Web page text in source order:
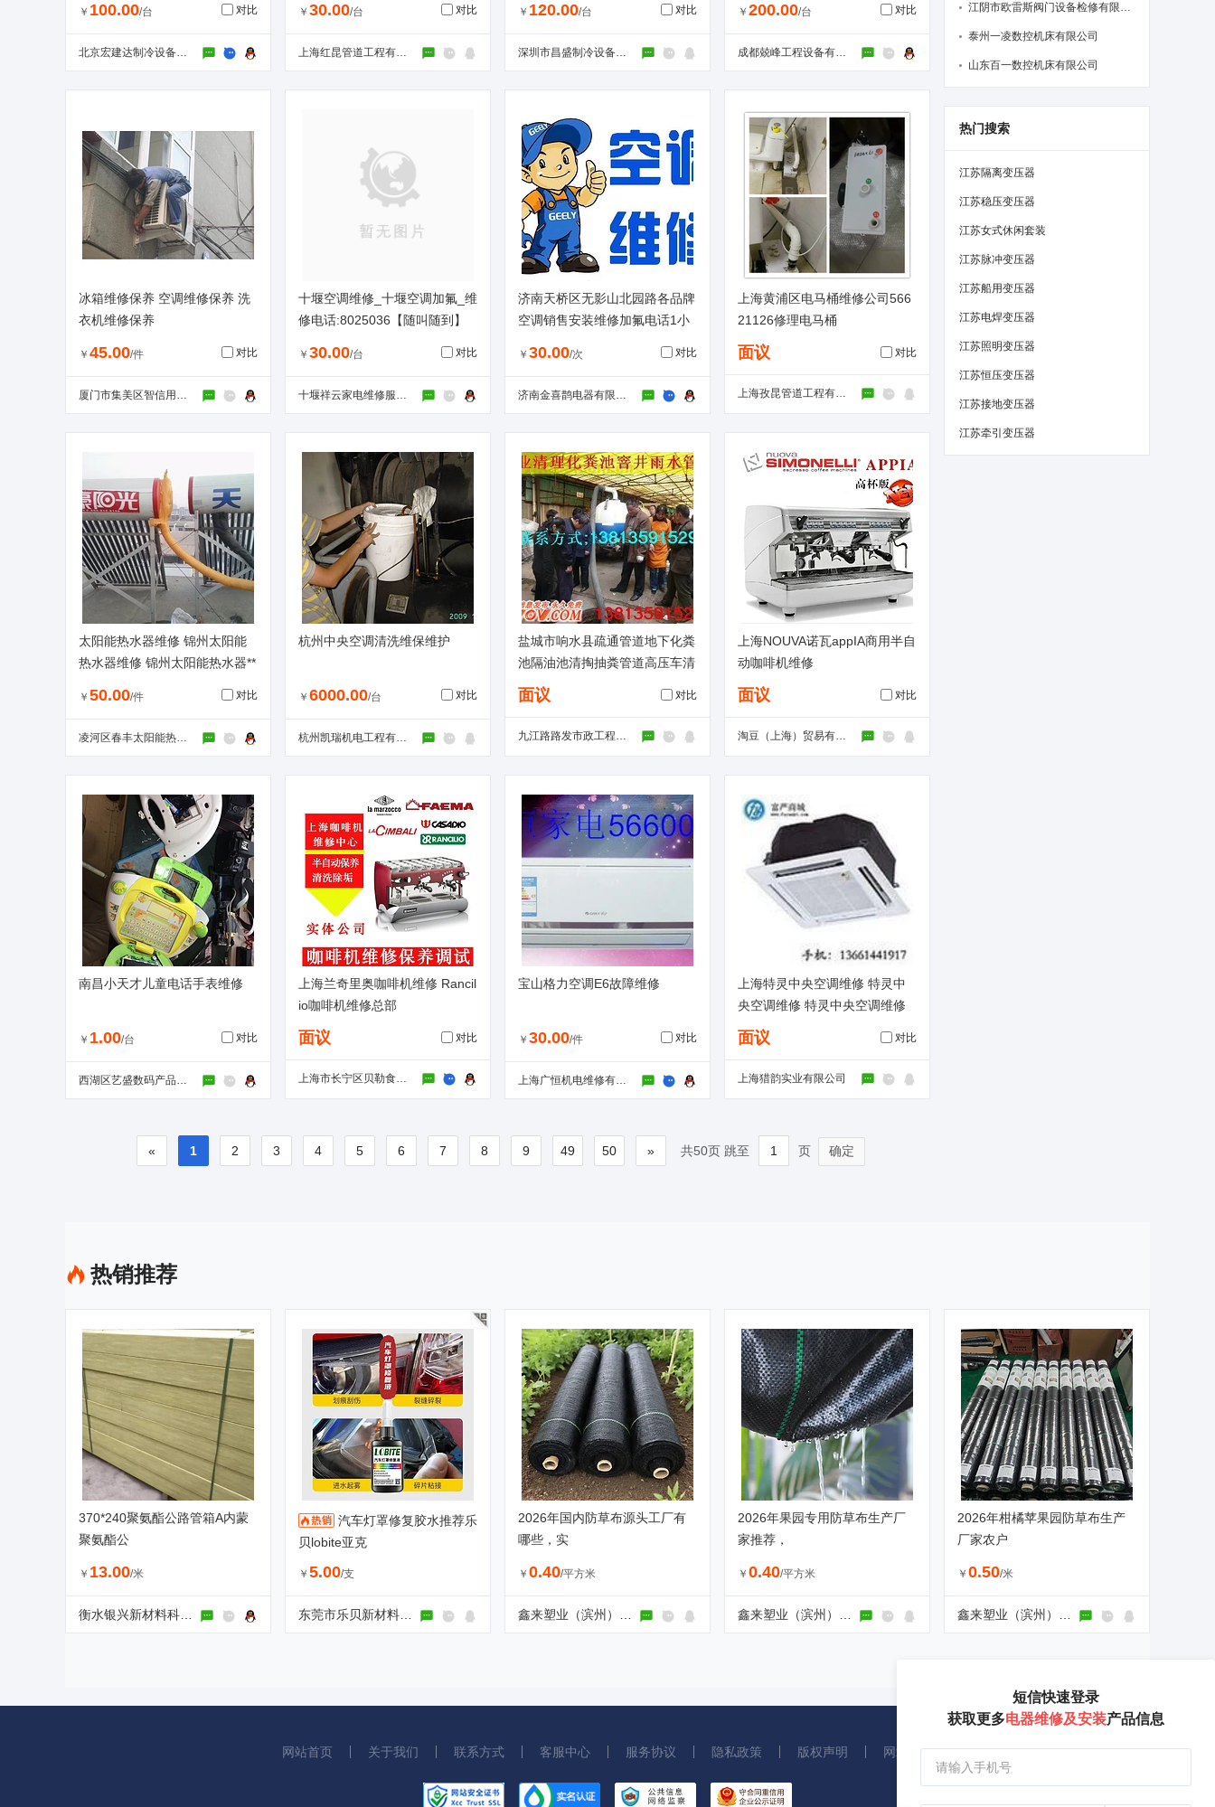
￥ 100.00/台 对比
北京宏建达制冷设备工程有限公司
￥ 30.00/台 对比
上海红昆管道工程有限公司
￥ 120.00/台 对比
深圳市昌盛制冷设备有限公司
￥ 200.00/台 对比
成都兢峰工程设备有限公司
冰箱维修保养 空调维修保养 洗
衣机维修保养
￥ 45.00/件 对比
厦门市集美区智信用电器维修店
十堰空调维修_十堰空调加氟_维
修电话:8025036【随叫随到】
￥ 30.00/台 对比
十堰祥云家电维修服务中心
济南天桥区无影山北园路各品牌
空调销售安装维修加氟电话1小
￥ 30.00/次 对比
济南金喜鹊电器有限公司
上海黄浦区电马桶维修公司566
21126修理电马桶
面议 对比
上海孜昆管道工程有限公司
太阳能热水器维修 锦州太阳能
热水器维修 锦州太阳能热水器**
￥ 50.00/件 对比
凌河区春丰太阳能热水器经销处
杭州中央空调清洗维保维护
￥ 6000.00/台 对比
杭州凯瑞机电工程有限公司
盐城市响水县疏通管道地下化粪
池隔油池清掏抽粪管道高压车清
洗
面议 对比
九江路路发市政工程有限公司
上海NOUVA诺瓦appIA商用半自
动咖啡机维修
面议 对比
淘豆（上海）贸易有限公司
南昌小天才儿童电话手表维修
￥ 1.00/台 对比
西湖区艺盛数码产品维修中心
上海兰奇里奥咖啡机维修 Rancil
io咖啡机维修总部
面议 对比
上海市长宁区贝勒食品经营部
宝山格力空调E6故障维修
￥ 30.00/件 对比
上海广恒机电维修有限公司
上海特灵中央空调维修 特灵中
央空调维修 特灵中央空调维修
面议 对比
上海猎韵实业有限公司
« 1 2 3 4 5 6 7 8 9 49 50 » 共50页 跳至 页
江阴市欧雷斯阀门设备检修有限公司
泰州一凌数控机床有限公司
山东百一数控机床有限公司
热门搜索
江苏隔离变压器
江苏稳压变压器
江苏女式休闲套装
江苏脉冲变压器
江苏船用变压器
江苏电焊变压器
江苏照明变压器
江苏恒压变压器
江苏接地变压器
江苏牵引变压器
热销推荐
370*240聚氨酯公路管箱A内蒙
聚氨酯公
￥ 13.00/米
汽车灯罩修复胶水推荐乐
贝lobite亚克
￥ 5.00/支
2026年国内防草布源头工厂有
哪些，实
￥ 0.40/平方米
2026年果园专用防草布生产厂
家推荐，
￥ 0.40/平方米
2026年柑橘苹果园防草布生产
厂家农户
￥ 0.50/米
短信快速登录
获取更多电器维修及安装产品信息
网站首页 关于我们 联系方式 客服中心 服务协议 隐私政策 版权声明 网站地图